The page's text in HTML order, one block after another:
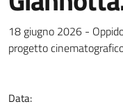
Dettagli
18 giugno 2026 -
progetto
Data: